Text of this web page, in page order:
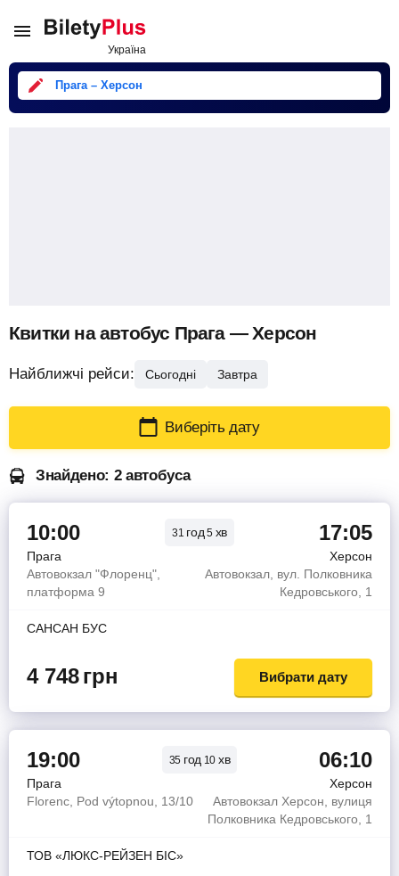
Прага – Херсон
Квитки на автобус Прага — Херсон
Найближчі рейси: Сьогодні Завтра
Виберіть дату
Знайдено: 2 автобуса
10:00 31 год5 хв 17:05
Прага
Херсон
Автовокзал "Флоренц",
платформа 9
Автовокзал, вул. Полковника
Кедровського, 1
САНСАН БУС
4 748грн Вибрати дату
19:00 35 год 10 хв 06:10
Прага
Херсон
Florenc, Pod výtopnou, 13/10
Автовокзал Херсон, вулиця
Полковника Кедровського, 1
ТОВ «ЛЮКС-РЕЙЗЕН БІС»